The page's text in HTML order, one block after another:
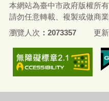
本網站為臺中市政府版權所
請勿任意轉載、複製或做商業
瀏覽人次
2073357 更